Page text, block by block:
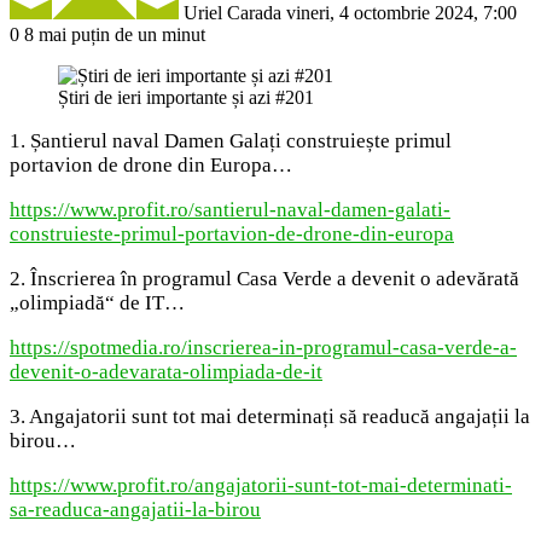
Uriel Carada vineri, 4 octombrie 2024, 7:00
0 8 mai puțin de un minut
Știri de ieri importante și azi #201
1. Șantierul naval Damen Galați construiește primul
portavion de drone din Europa…
https://www.profit.ro/santierul-naval-damen-galati-
construieste-primul-portavion-de-drone-din-europa
2. Înscrierea în programul Casa Verde a devenit o adevărată
„olimpiadă“ de IT…
https://spotmedia.ro/inscrierea-in-programul-casa-verde-a-
devenit-o-adevarata-olimpiada-de-it
3. Angajatorii sunt tot mai determinați să readucă angajații la
birou…
https://www.profit.ro/angajatorii-sunt-tot-mai-determinati-
sa-readuca-angajatii-la-birou